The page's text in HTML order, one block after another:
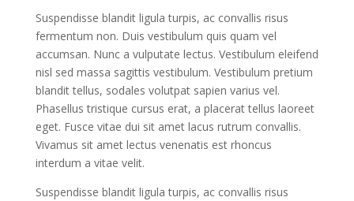
Suspendisse blandit ligula turpis, ac convallis risus
fermentum non. Duis vestibulum quis quam vel
accumsan. Nunc a vulputate lectus. Vestibulum eleifend
nisl sed massa sagittis vestibulum. Vestibulum pretium
blandit tellus, sodales volutpat sapien varius vel.
Phasellus tristique cursus erat, a placerat tellus laoreet
eget. Fusce vitae dui sit amet lacus rutrum convallis.
Vivamus sit amet lectus venenatis est rhoncus
interdum a vitae velit.
Suspendisse blandit ligula turpis, ac convallis risus